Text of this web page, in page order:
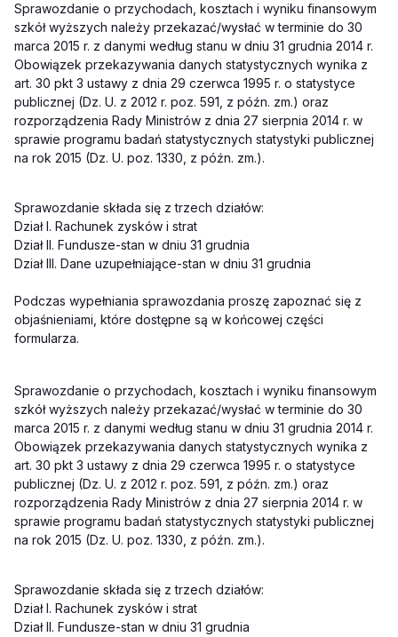
Sprawozdanie o przychodach, kosztach i wyniku finansowym
szkół wyższych należy przekazać/wysłać w terminie do 30
marca 2015 r. z danymi według stanu w dniu 31 grudnia 2014 r.
Obowiązek przekazywania danych statystycznych wynika z
art. 30 pkt 3 ustawy z dnia 29 czerwca 1995 r. o statystyce
publicznej (Dz. U. z 2012 r. poz. 591, z późn. zm.) oraz
rozporządzenia Rady Ministrów z dnia 27 sierpnia 2014 r. w
sprawie programu badań statystycznych statystyki publicznej
na rok 2015 (Dz. U. poz. 1330, z późn. zm.).
Sprawozdanie składa się z trzech działów:
Dział I. Rachunek zysków i strat
Dział II. Fundusze-stan w dniu 31 grudnia
Dział III. Dane uzupełniające-stan w dniu 31 grudnia
Podczas wypełniania sprawozdania proszę zapoznać się z
objaśnieniami, które dostępne są w końcowej części
formularza.
Sprawozdanie o przychodach, kosztach i wyniku finansowym
szkół wyższych należy przekazać/wysłać w terminie do 30
marca 2015 r. z danymi według stanu w dniu 31 grudnia 2014 r.
Obowiązek przekazywania danych statystycznych wynika z
art. 30 pkt 3 ustawy z dnia 29 czerwca 1995 r. o statystyce
publicznej (Dz. U. z 2012 r. poz. 591, z późn. zm.) oraz
rozporządzenia Rady Ministrów z dnia 27 sierpnia 2014 r. w
sprawie programu badań statystycznych statystyki publicznej
na rok 2015 (Dz. U. poz. 1330, z późn. zm.).
Sprawozdanie składa się z trzech działów:
Dział I. Rachunek zysków i strat
Dział II. Fundusze-stan w dniu 31 grudnia